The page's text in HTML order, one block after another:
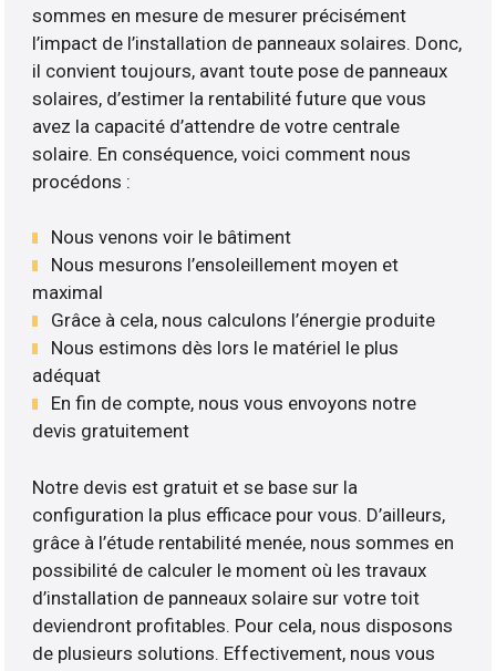
sommes en mesure de mesurer précisément
l’impact de l’installation de panneaux solaires. Donc,
il convient toujours, avant toute pose de panneaux
solaires, d’estimer la rentabilité future que vous
avez la capacité d’attendre de votre centrale
solaire. En conséquence, voici comment nous
procédons :
Nous venons voir le bâtiment
Nous mesurons l’ensoleillement moyen et
maximal
Grâce à cela, nous calculons l’énergie produite
Nous estimons dès lors le matériel le plus
adéquat
En fin de compte, nous vous envoyons notre
devis gratuitement
Notre devis est gratuit et se base sur la
configuration la plus efficace pour vous. D’ailleurs,
grâce à l’étude rentabilité menée, nous sommes en
possibilité de calculer le moment où les travaux
d’installation de panneaux solaire sur votre toit
deviendront profitables. Pour cela, nous disposons
de plusieurs solutions. Effectivement, nous vous